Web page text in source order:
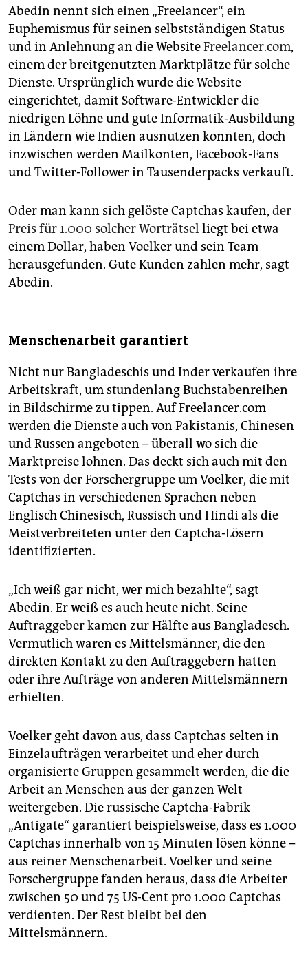
Abedin nennt sich einen „Freelancer“, ein
Euphemismus für seinen selbstständigen Status
und in Anlehnung an die WebsiteFreelancer.com,
einem der breitgenutzten Marktplätze für solche
Dienste. Ursprünglich wurde die Website
eingerichtet, damit Software-Entwickler die
niedrigen Löhne und gute Informatik-Ausbildung
in Ländern wie Indien ausnutzen konnten, doch
inzwischen werden Mailkonten, Facebook-Fans
und Twitter-Follower in Tausenderpacks verkauft.
Oder man kann sich gelöste Captchas kaufen, der
Preis für 1.000 solcher Worträtsel liegt bei etwa
einem Dollar, haben Voelker und sein Team
herausgefunden. Gute Kunden zahlen mehr, sagt
Abedin.
Menschenarbeit garantiert
Nicht nur Bangladeschis und Inder verkaufen ihre
Arbeitskraft, um stundenlang Buchstabenreihen
in Bildschirme zu tippen. Auf Freelancer.com
werden die Dienste auch von Pakistanis, Chinesen
und Russen angeboten – überall wo sich die
Marktpreise lohnen. Das deckt sich auch mit den
Tests von der Forschergruppe um Voelker, die mit
Captchas in verschiedenen Sprachen neben
Englisch Chinesisch, Russisch und Hindi als die
Meistverbreiteten unter den Captcha-Lösern
identifizierten.
„Ich weiß gar nicht, wer mich bezahlte“, sagt
Abedin. Er weiß es auch heute nicht. Seine
Auftraggeber kamen zur Hälfte aus Bangladesch.
Vermutlich waren es Mittelsmänner, die den
direkten Kontakt zu den Auftraggebern hatten
oder ihre Aufträge von anderen Mittelsmännern
erhielten.
Voelker geht davon aus, dass Captchas selten in
Einzelaufträgen verarbeitet und eher durch
organisierte Gruppen gesammelt werden, die die
Arbeit an Menschen aus der ganzen Welt
weitergeben. Die russische Captcha-Fabrik
„Antigate“ garantiert beispielsweise, dass es 1.000
Captchas innerhalb von 15 Minuten lösen könne –
aus reiner Menschenarbeit. Voelker und seine
Forschergruppe fanden heraus, dass die Arbeiter
zwischen 50 und 75 US-Cent pro 1.000 Captchas
verdienten. Der Rest bleibt bei den
Mittelsmännern.